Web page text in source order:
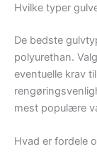
Hvilke typer
De bedste
polyurethan.
eventuelle krav
mest populære
Hvad er fordele